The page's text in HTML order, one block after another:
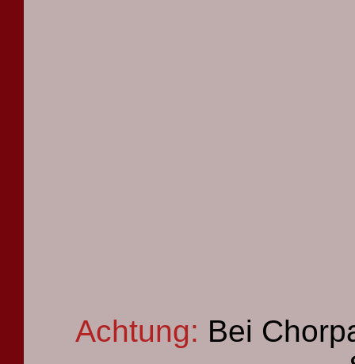
Achtung: Bei